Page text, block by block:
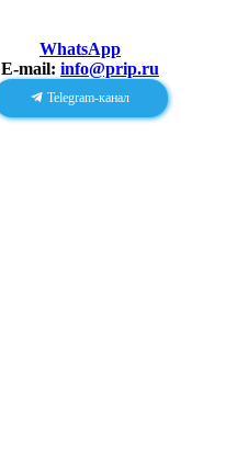
WhatsApp
E-mail: info@prip.ru
Telegram-канал